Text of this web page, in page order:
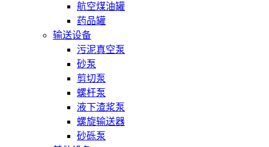
航空煤油罐
药品罐
输送设备
污泥真空泵
砂泵
剪切泵
螺杆泵
液下渣浆泵
螺旋输送器
砂砾泵